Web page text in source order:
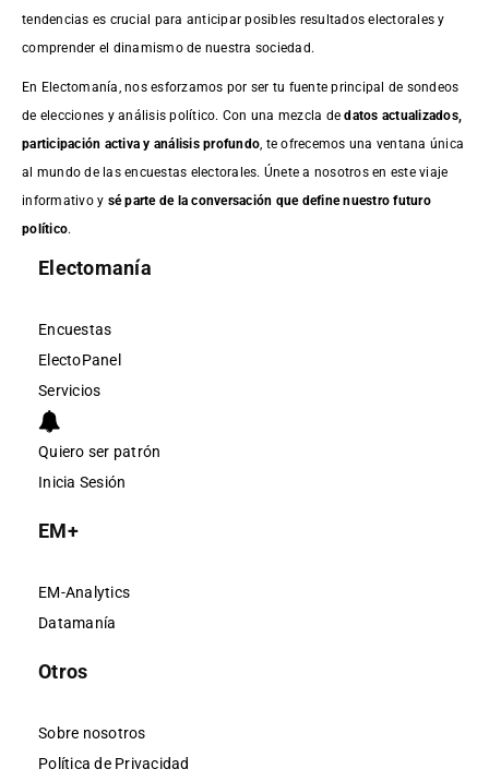
tendencias es crucial para anticipar posibles resultados electorales y
comprender el dinamismo de nuestra sociedad.
En Electomanía, nos esforzamos por ser tu fuente principal de sondeos
de elecciones y análisis político. Con una mezcla dedatos actualizados,
participación activa y análisis profundo , te ofrecemos una ventana única
al mundo de las encuestas electorales. Únete a nosotros en este viaje
informativo y sé parte de la conversación que define nuestro futuro
político.
Electomanía
Encuestas
ElectoPanel
Servicios
Quiero ser patrón
Inicia Sesión
EM+
EM-Analytics
Datamanía
Otros
Sobre nosotros
Política de Privacidad